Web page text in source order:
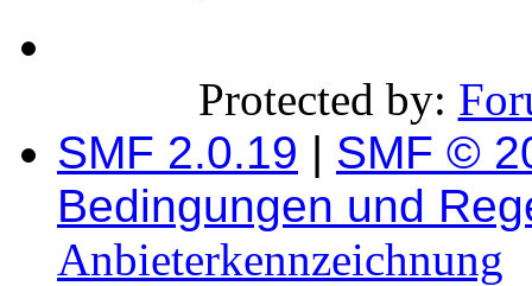
Protected by:
SMF 2.0.19 | SMF ©
Bedingungen und
Anbieterkennzeichnung